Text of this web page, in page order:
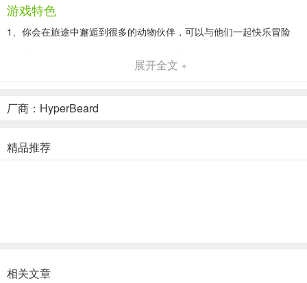
游戏特色
1、你会在旅途中邂逅到很多的动物伙伴，可以与他们一起快乐冒险
2、商铺中的神奇小玩意可以让你购买，带来不同的加成效果
4、清新的画风打造以及Q萌的画面设计给你与众不同的游戏风格
5、有趣的故事背景以及超级享受的完美人生，告别喧闹现实的都市进
入农村平静
展开全文 +
厂商：HyperBeard
精品推荐
相关文章